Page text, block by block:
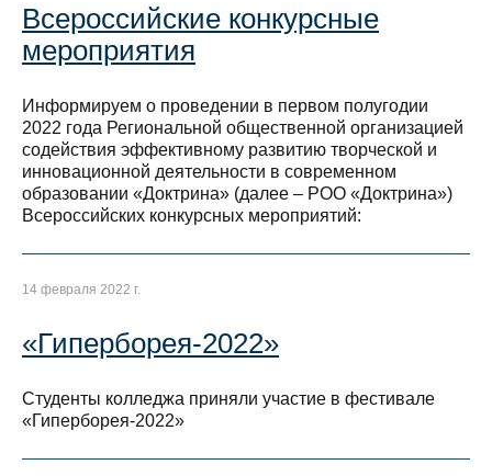
Всероссийские конкурсные
мероприятия
Информируем о проведении в первом полугодии
2022 года Региональной общественной организацией
содействия эффективному развитию творческой и
инновационной деятельности в современном
образовании «Доктрина» (далее – РОО «Доктрина»)
Всероссийских конкурсных мероприятий:
14 февраля 2022 г.
«Гиперборея-2022»
Студенты колледжа приняли участие в фестивале
«Гиперборея-2022»